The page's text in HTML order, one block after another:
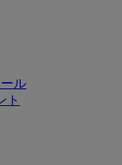
ル
ト